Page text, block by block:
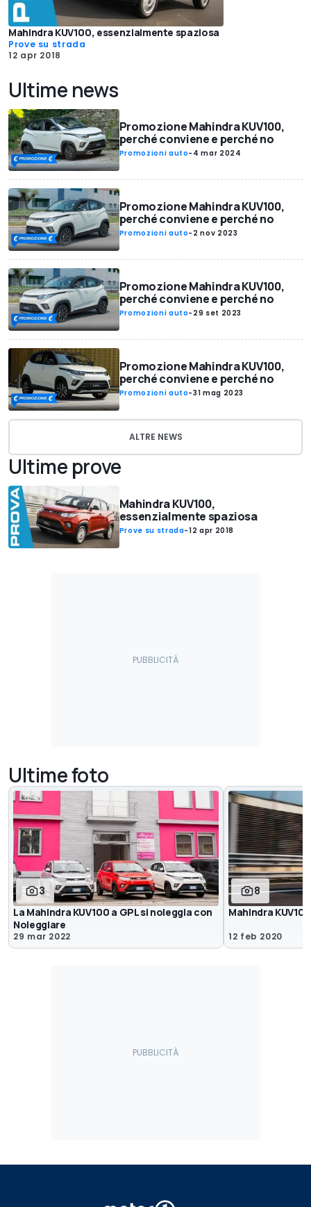
Mahindra KUV100, essenzialmente spaziosa
Prove su strada
12 apr 2018
Ultime news
Promozione Mahindra KUV100,
perché conviene e perché no
Promozioni auto- 4 mar 2024
Promozione Mahindra KUV100,
perché conviene e perché no
Promozioni auto- 2 nov 2023
Promozione Mahindra KUV100,
perché conviene e perché no
Promozioni auto- 29 set 2023
Promozione Mahindra KUV100,
perché conviene e perché no
Promozioni auto-31 mag 2023
ALTRE NEWS
Ultime prove
Mahindra KUV100,
essenzialmente spaziosa
Prove su strada-12 apr 2018
Ultime foto
3
La Mahindra KUV100 a GPL si noleggia con
Noleggiare
29 mar 2022
8
Mahindra
12 feb 2020